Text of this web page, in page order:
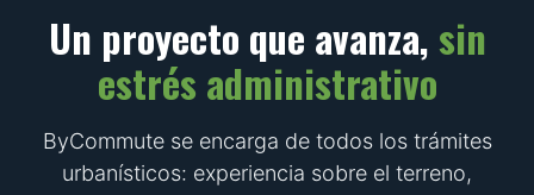
Un proyecto que avanza,sin
estrés administrativo
ByCommute se encarga de todos los trámites
urbanísticos: experiencia sobre el terreno,